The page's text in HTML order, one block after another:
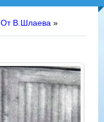
От В.Шлаева »